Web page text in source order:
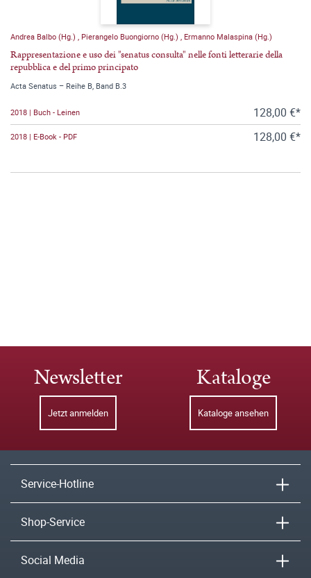
Andrea Balbo (Hg.) Pierangelo Buongiorno (Hg.) Ermanno Malaspina (Hg.)
Rappresentazione e uso dei "senatus consulta" nelle fonti letterarie della
repubblica e del primo principato
Acta Senatus – Reihe B, Band B.3
2018 | Buch - Leinen 128,00 €*
2018 | E-Book - PDF 128,00 €*
Newsletter
Jetzt anmelden
Kataloge
Kataloge ansehen
Service-Hotline
Shop-Service
Social Media